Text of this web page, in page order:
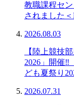
教職課程セ
されました
2026.08.03
【陸上競技
2026」開催‼
ども夏祭り
2026.07.31